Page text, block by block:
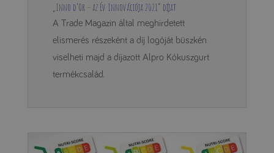
„Inno d’Or – az Év Innovációja 2021” díjat
A Trade Magazin által meghirdetett
elismerés részeként a díj logóját büszkén
viselheti majd a díjazott Alpro Kókuszgurt
termékcsalád.